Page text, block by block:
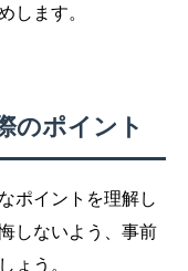
します。
のポイント
ポイントを理解し
しないよう、事前
ょう。